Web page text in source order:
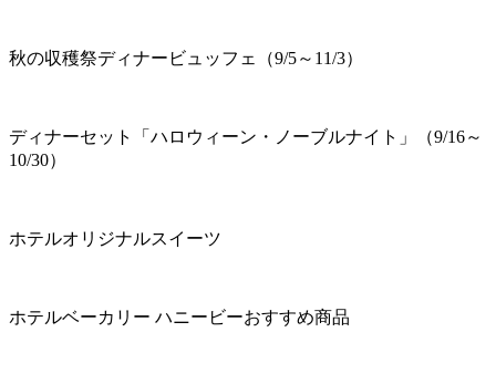
秋の収穫祭ディナービュッフェ（9/5～11/3）
ディナーセット「ハロウィーン・ノーブルナイト」（9/16～
10/30）
ホテルオリジナルスイーツ
ホテルベーカリー ハニービーおすすめ商品